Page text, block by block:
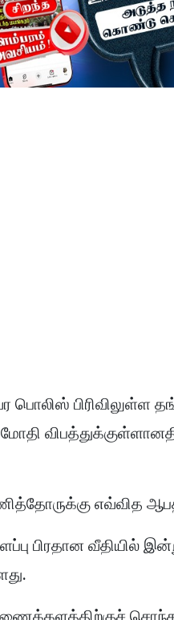
பொலிஸ் பிரிவிலுள்ள
எவ்வித
பிரதான வீதியில்